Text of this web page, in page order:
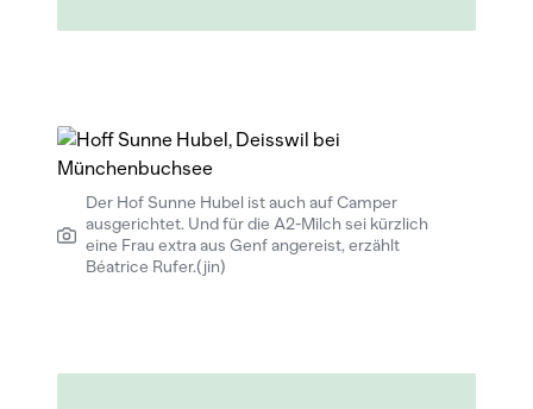
Der Hof Sunne Hubel ist auch auf Camper
ausgerichtet. Und für die A2-Milch sei kürzlich
eine Frau extra aus Genf angereist, erzählt
Béatrice Rufer.(jin)